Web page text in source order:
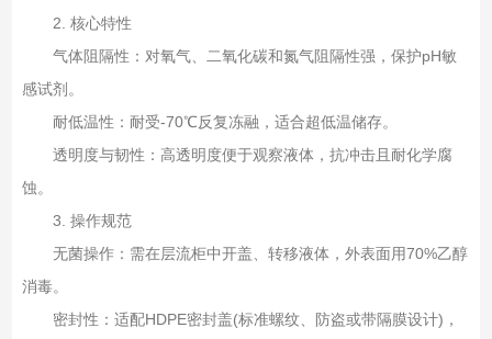
2. 核心特性‌
气体阻隔性‌：对氧气、二氧化碳和氮气阻隔性强，保护pH敏
感试剂。
耐低温性‌：耐受-70℃反复冻融，适合超低温储存。
透明度与韧性‌：高透明度便于观察液体，抗冲击且耐化学腐
蚀。
3. 操作规范‌
无菌操作‌：需在层流柜中开盖、转移液体，外表面用70%乙醇
消毒。
密封性‌：适配HDPE密封盖(标准螺纹、防盗或带隔膜设计)，